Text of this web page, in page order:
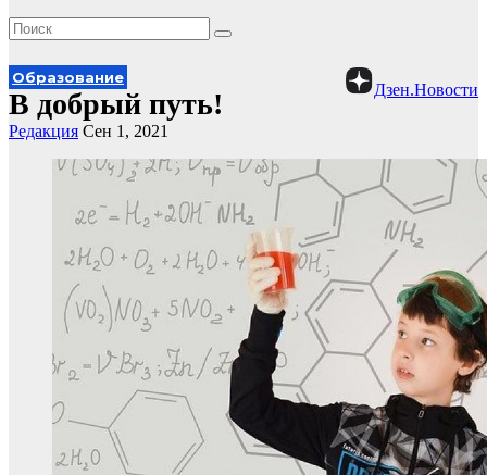
Дзен.Новости
Образование
В добрый путь!
Редакция Сен 1, 2021